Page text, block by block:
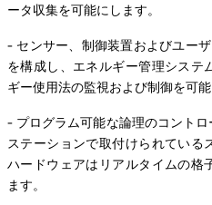
ータ収集を可能にします。
- センサー、制御装置およびユー
を構成し、エネルギー管理システ
ギー使用法の監視および制御を可能
- プログラム可能な論理のコント
ステーションで取付けられている
ハードウェアはリアルタイムの格
ます。